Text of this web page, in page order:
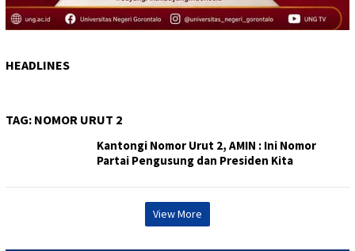
HEADLINES
TAG: NOMOR URUT 2
Kantongi Nomor Urut 2, AMIN : Ini Nomor
Partai Pengusung dan Presiden Kita
View More